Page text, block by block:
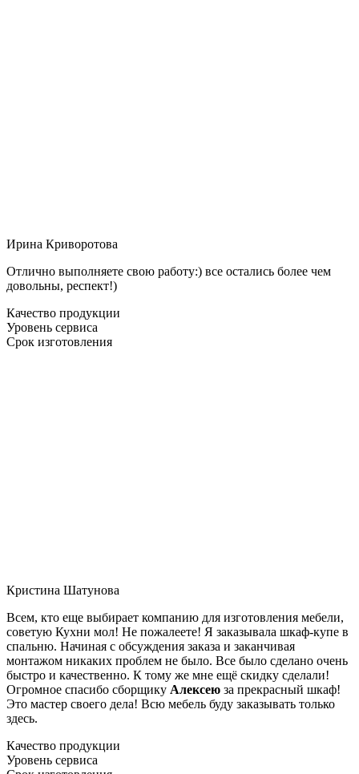
Ирина Криворотова
Отлично выполняете свою работу:) все остались более чем
довольны, респект!)
Качество продукции
Уровень сервиса
Срок изготовления
Кристина Шатунова
Всем, кто еще выбирает компанию для изготовления мебели,
советую Кухни мол! Не пожалеете! Я заказывала шкаф-купе в
спальню. Начиная с обсуждения заказа и заканчивая
монтажом никаких проблем не было. Все было сделано очень
быстро и качественно. К тому же мне ещё скидку сделали!
Огромное спасибо сборщику Алексею за прекрасный шкаф!
Это мастер своего дела! Всю мебель буду заказывать только
здесь.
Качество продукции
Уровень сервиса